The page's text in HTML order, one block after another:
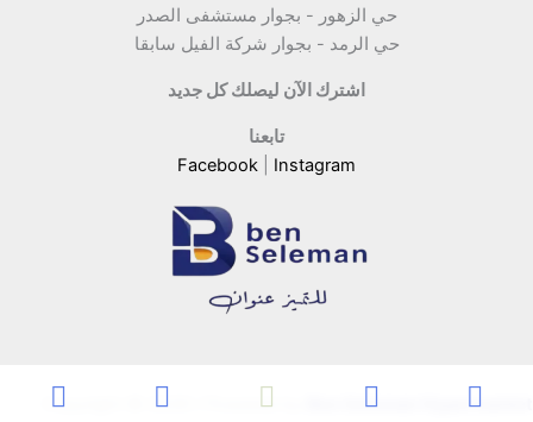
حي الزهور - بجوار مستشفى الصدر
حي الرمد - بجوار شركة الفيل سابقا
اشترك الآن ليصلك كل جديد
تابعنا
Facebook
Instagram
Copyright © 2026 | Powered by Ben Seleman Hypermarket